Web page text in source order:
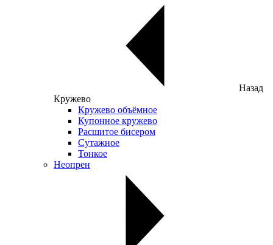
Назад
Кружево
Кружево объёмное
Купонное кружево
Расшитое бисером
Сутажное
Тонкое
Неопрен